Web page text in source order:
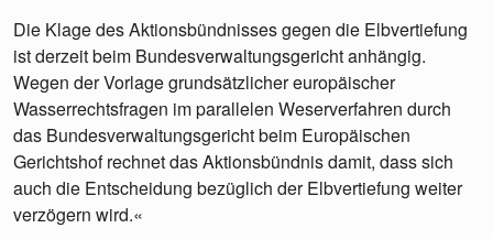
Die Klage des Aktionsbündnisses gegen die Elbvertiefung
ist derzeit beim Bundesverwaltungsgericht anhängig.
Wegen der Vorlage grundsätzlicher europäischer
Wasserrechtsfragen im parallelen Weserverfahren durch
das Bundesverwaltungsgericht beim Europäischen
Gerichtshof rechnet das Aktionsbündnis damit, dass sich
auch die Entscheidung bezüglich der Elbvertiefung weiter
verzögern wird.«